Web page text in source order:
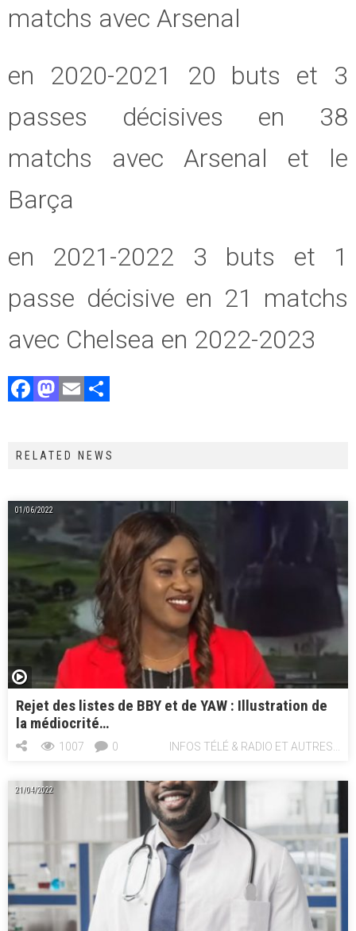
matchs avec Arsenal
en 2020-2021 20 buts et 3
passes décisives en 38
matchs avec Arsenal et le
Barça
en 2021-2022 3 buts et 1
passe décisive en 21 matchs
avec Chelsea en 2022-2023
F
b
ok
M
o
o
n
E
l
g
RELATED NEWS
01/06/2022
Rejet des listes de BBY et de YAW : Illustration de
la médiocrité…
INFOS TÉLÉ & RADIO ET AUTRES...
1007 0
21/04/2022